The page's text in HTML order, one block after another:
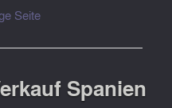
Seite
Spanien